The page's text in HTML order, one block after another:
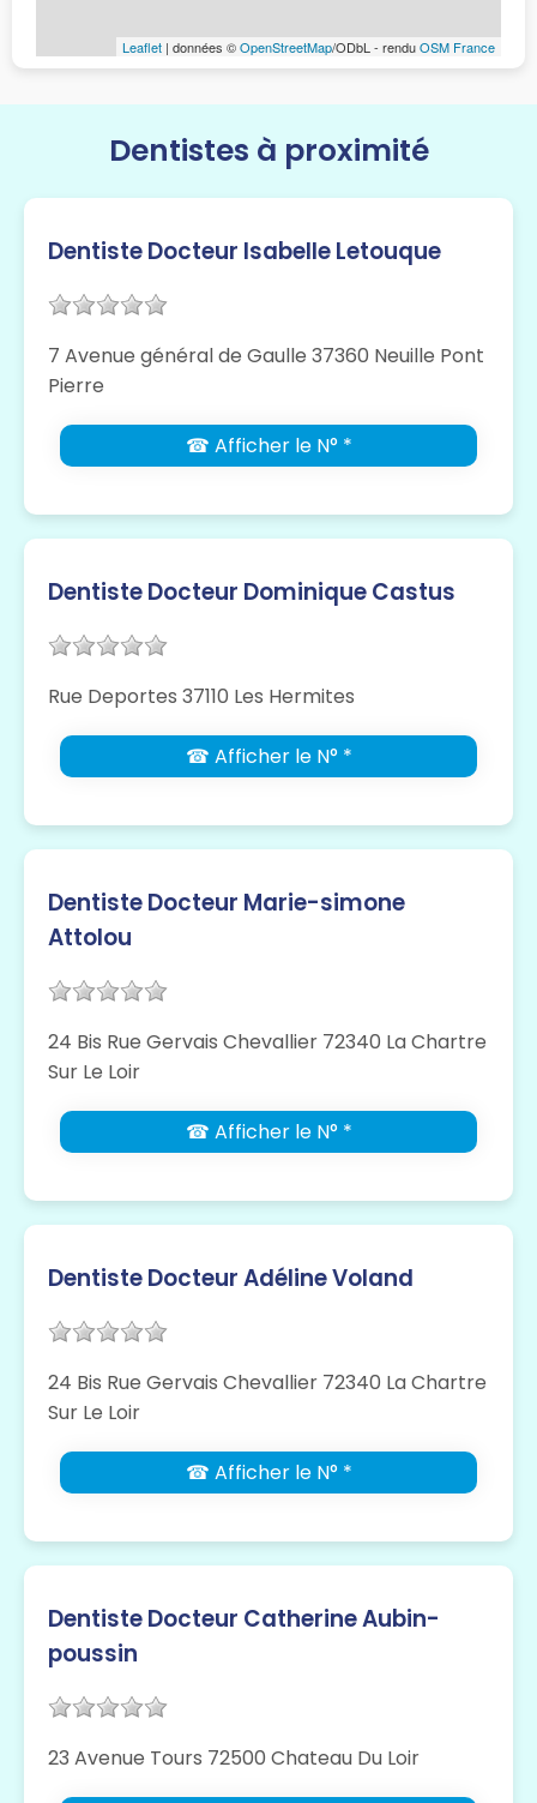
Leaflet | données ©OpenStreetMap/ODbL - renduOSM France
Dentistes à proximité
Dentiste Docteur Isabelle Letouque
7 Avenue général de Gaulle 37360 Neuille Pont
Pierre
☎ Afficher le N° *
Dentiste Docteur Dominique Castus
Rue Deportes 37110 Les Hermites
☎ Afficher le N° *
Dentiste Docteur Marie-simone
Attolou
24 Bis Rue Gervais Chevallier 72340 La Chartre
Sur Le Loir
☎ Afficher le N° *
Dentiste Docteur Adéline Voland
24 Bis Rue Gervais Chevallier 72340 La Chartre
Sur Le Loir
☎ Afficher le N° *
Dentiste Docteur Catherine Aubin-
poussin
23 Avenue Tours 72500 Chateau Du Loir